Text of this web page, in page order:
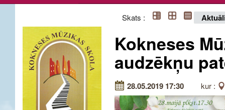
Skats :
Kokneses
audzēkņu
28.05.2019 17:30 kur :